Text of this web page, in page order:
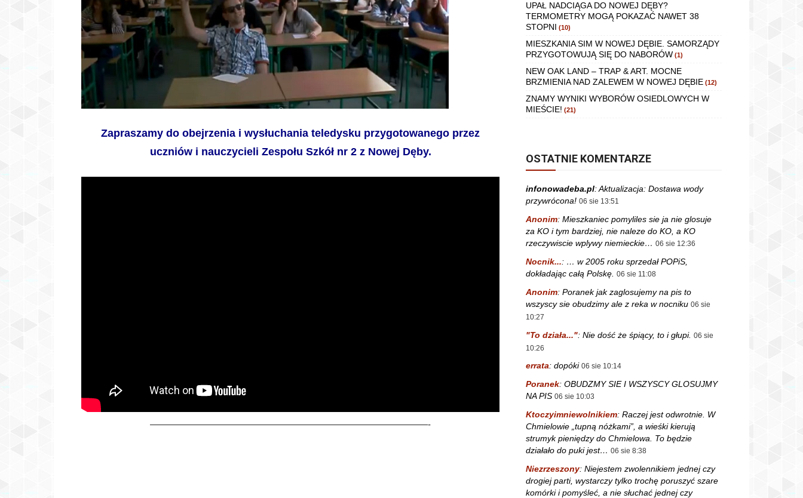
Zapraszamy do obejrzenia i wysłuchania teledysku przygotowanego przez
uczniów i nauczycieli Zespołu Szkół nr 2 z Nowej Dęby.
———————————————————————————————-
UPAŁ NADCIĄGA DO NOWEJ DĘBY?
TERMOMETRY MOGĄ POKAZAĆ NAWET 38
STOPNI (10)
MIESZKANIA SIM W NOWEJ DĘBIE. SAMORZĄDY
PRZYGOTOWUJĄ SIĘ DO NABORÓW (1)
NEW OAK LAND – TRAP & ART. MOCNE
BRZMIENIA NAD ZALEWEM W NOWEJ DĘBIE (12)
ZNAMY WYNIKI WYBORÓW OSIEDLOWYCH W
MIEŚCIE! (21)
OSTATNIE KOMENTARZE
infonowadeba.pl:Aktualizacja: Dostawa wody
przywrócona! 06 sie 13:51
Anonim: Mieszkaniec pomyliles sie ja nie glosuje
za KO i tym bardziej, nie naleze do KO, a KO
rzeczywiscie wplywy niemieckie… 06 sie 12:36
Nocnik...: … w 2005 roku sprzedał POPiS,
dokładając całą Polskę. 06 sie 11:08
Anonim: Poranek jak zaglosujemy na pis to
wszyscy sie obudzimy ale z reka w nocniku 06 sie
10:27
"To działa...": Nie dość że śpiący, to i głupi. 06 sie
10:26
errata: dopóki 06 sie 10:14
Poranek: OBUDZMY SIE I WSZYSCY GLOSUJMY
NA PIS 06 sie 10:03
Ktoczyimniewolnikiem: Raczej jest odwrotnie. W
Chmielowie „tupną nóżkami”, a wieśki kierują
strumyk pieniędzy do Chmielowa. To będzie
działało do puki jest… 06 sie 8:38
Niezrzeszony: Niejestem zwolennikiem jednej czy
drogiej parti, wystarczy tylko trochę poruszyć szare
komórki i pomyśleć, a nie słuchać jednej czy